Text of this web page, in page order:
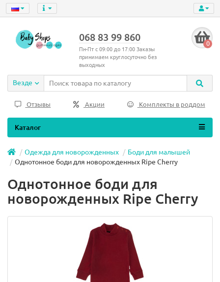
068 83 99 860
Пн-Пт с 09:00 до 17:00 Заказы
принимаем круглосуточно без
выходных
0
Везде
Отзывы Акции Комплекты в роддом
Каталог
Одежда для новорожденных
Боди для малышей
Однотонное боди для новорожденных Ripe Cherry
Однотонное боди для
новорожденных Ripe Cherry